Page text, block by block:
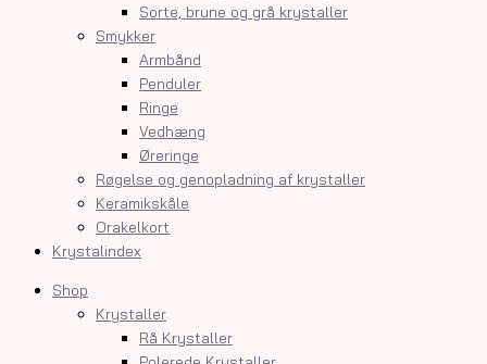
Sorte, brune og grå krystaller
Smykker
Armbånd
Penduler
Ringe
Vedhæng
Øreringe
Røgelse og genopladning af krystaller
Keramikskåle
Orakelkort
Krystalindex
Shop
Krystaller
Rå Krystaller